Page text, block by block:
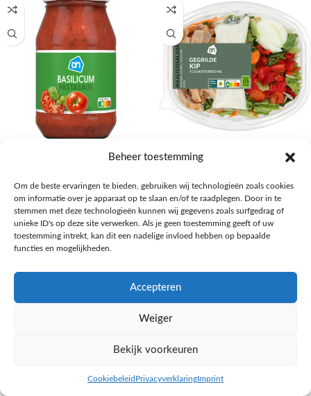
Beheer toestemming
Om de beste ervaringen te bieden, gebruiken wij technologieën zoals cookies
om informatie over je apparaat op te slaan en/of te raadplegen. Door in te
stemmen met deze technologieën kunnen wij gegevens zoals surfgedrag of
unieke ID's op deze site verwerken. Als je geen toestemming geeft of uw
toestemming intrekt, kan dit een nadelige invloed hebben op bepaalde
functies en mogelijkheden.
Accepteren
Weiger
Bekijk voorkeuren
Cookiebeleid PrivacyverklaringImprint
€1,59
NAAR AH
Salades,Pizza, Maaltijden
€3,39
NAAR AH